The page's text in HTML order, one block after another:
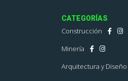
CATEGORÍAS
Construcción
Minería
Arquitectura y Diseño